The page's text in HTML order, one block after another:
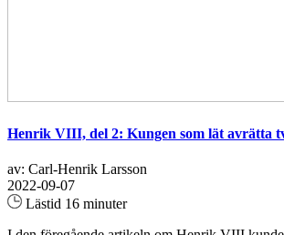
Henrik VIII, del 2: Kungen som lät avrätta
av: Carl-Henrik Larsson
2022-09-07
Lästid 16 minuter